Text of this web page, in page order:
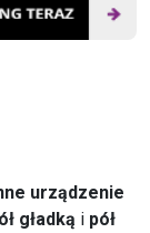
urządzenie
gładką i pół